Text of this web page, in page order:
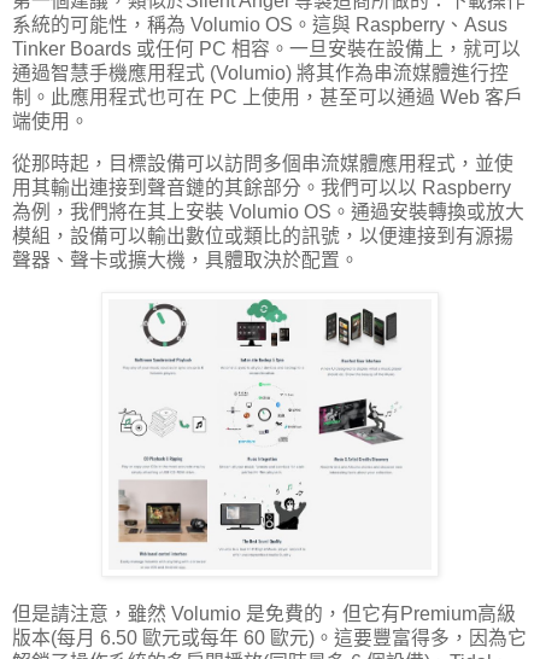
系統的可能性，稱為 Volumio OS。這與 Raspberry、Asus
Tinker Boards 或任何 PC 相容。一旦安裝在設備上，就可以
通過智慧手機應用程式 (Volumio) 將其作為串流媒體進行控
制。此應用程式也可在 PC 上使用，甚至可以通過 Web 客戶
端使用。
從那時起，目標設備可以訪問多個串流媒體應用程式，並使
用其輸出連接到聲音鏈的其餘部分。我們可以以 Raspberry
為例，我們將在其上安裝 Volumio OS。通過安裝轉換或放大
模組，設備可以輸出數位或類比的訊號，以便連接到有源揚
聲器、聲卡或擴大機，具體取決於配置。
但是請注意，雖然 Volumio 是免費的，但它有Premium高級
版本(每月 6.50 歐元或每年 60 歐元)。這要豐富得多，因為它